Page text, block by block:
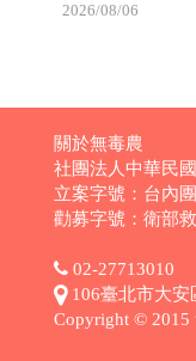
2026/08/06
關於無毒農
社團法人中華民
立案字號：台內
勸募字號：衛部
02-27713010
106臺北市大安
Copyright © 2015